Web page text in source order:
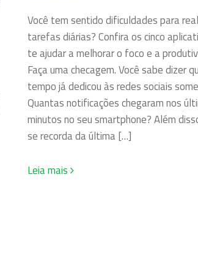
Você tem sentido dificuldades para
tarefas diárias? Confira os cinco
te ajudar a melhorar o foco e a
Faça uma checagem. Você sabe dizer
tempo já dedicou às redes sociais
Quantas notificações chegaram nos
minutos no seu smartphone? Além
se recorda da última […]
Leia mais